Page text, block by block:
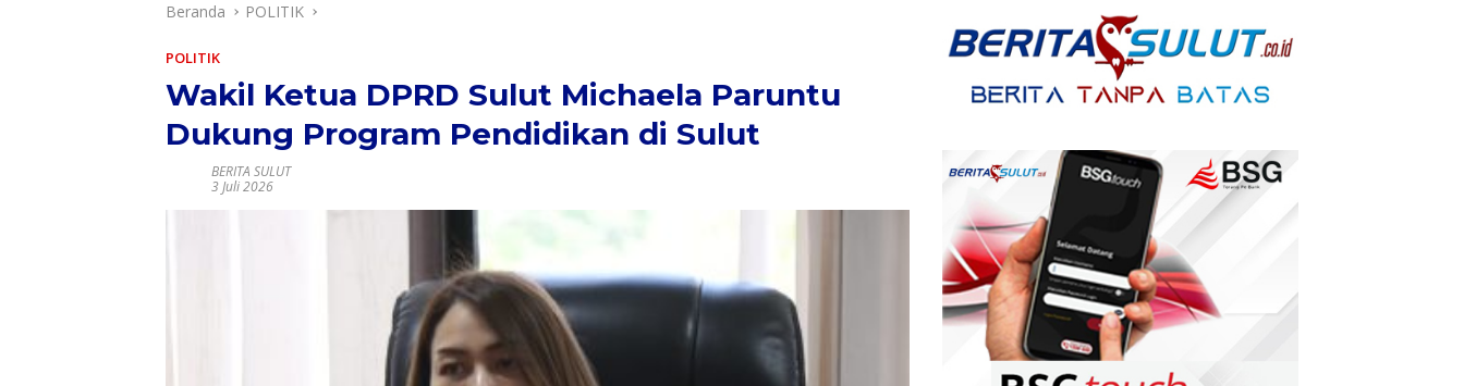
Beranda POLITIK
POLITIK
Wakil Ketua DPRD Sulut Michaela Paruntu
Dukung Program Pendidikan di Sulut
BERITA SULUT
3 Juli 2026